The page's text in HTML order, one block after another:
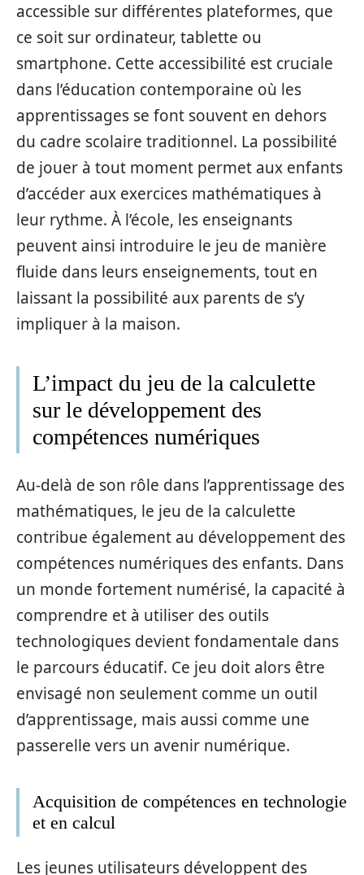
accessible sur différentes plateformes, que
ce soit sur ordinateur, tablette ou
smartphone. Cette accessibilité est cruciale
dans l’éducation contemporaine où les
apprentissages se font souvent en dehors
du cadre scolaire traditionnel. La possibilité
de jouer à tout moment permet aux enfants
d’accéder aux exercices mathématiques à
leur rythme. À l’école, les enseignants
peuvent ainsi introduire le jeu de manière
fluide dans leurs enseignements, tout en
laissant la possibilité aux parents de s’y
impliquer à la maison.
L’impact du jeu de la calculette
sur le développement des
compétences numériques
Au-delà de son rôle dans l’apprentissage des
mathématiques, le jeu de la calculette
contribue également au développement des
compétences numériques des enfants. Dans
un monde fortement numérisé, la capacité à
comprendre et à utiliser des outils
technologiques devient fondamentale dans
le parcours éducatif. Ce jeu doit alors être
envisagé non seulement comme un outil
d’apprentissage, mais aussi comme une
passerelle vers un avenir numérique.
Acquisition de compétences en technologie
et en calcul
Les jeunes utilisateurs développent des